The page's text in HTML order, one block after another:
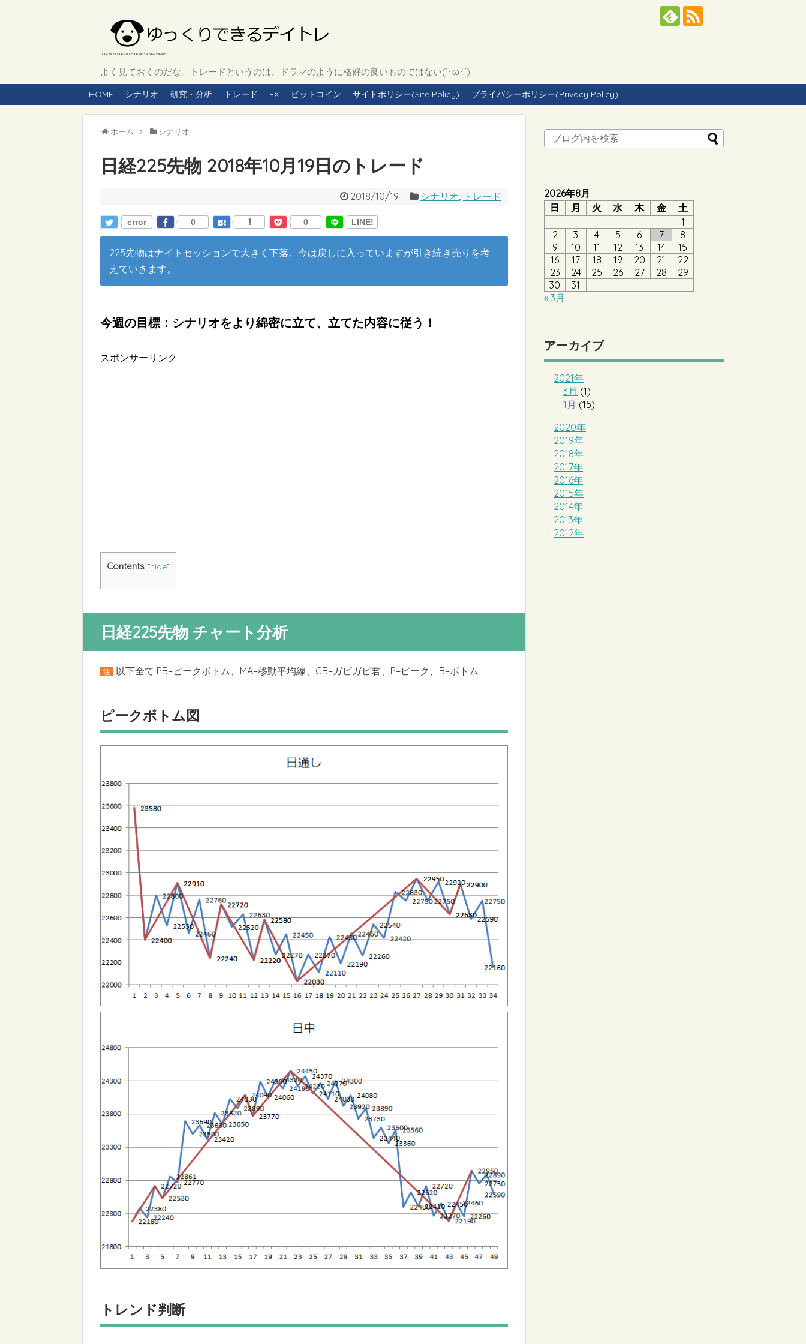
よく見ておくのだな。トレードというのは、ドラマのように格好の良いものではない(`･ω･´)
HOME シナリオ 研究・分析 トレード FX ビットコイン サイトポリシー(Site Policy) プライバシーポリシー(Privacy Policy)
ホーム シナリオ
日経225先物 2018年10月19日のトレード
2018/10/19 シナリオ, トレード
error 0 0 LINE!
225先物はナイトセッションで大きく下落。今は戻しに入っていますが引き続き売りを考
えていきます。
今週の目標：シナリオをより綿密に立て、立てた内容に従う！
スポンサーリンク
Contents [hide]
日経225先物 チャート分析
注 以下全て PB=ピークボトム、MA=移動平均線、GB=ガビガビ君、P=ピーク、B=ボトム
ピークボトム図
トレンド判断
2026年8月
日
月 火 水 木 金
土
1
2
3 4 5 6 7
8
9
10 11 12 13 14
15
16
17 18 19 20 21
22
23
24 25 26 27 28
29
30
31
« 3月
アーカイブ
2021年
3月 (1)
1月 (15)
2020年
2019年
2018年
2017年
2016年
2015年
2014年
2013年
2012年